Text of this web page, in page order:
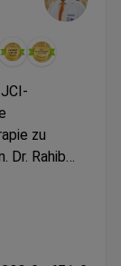
zu
Dr. Rahib